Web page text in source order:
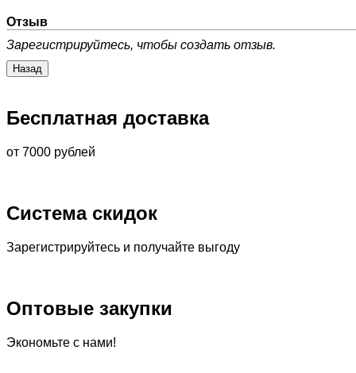
Отзыв
Зарегистрируйтесь, чтобы создать отзыв.
Бесплатная доставка
от 7000 рублей
Система скидок
Зарегистрируйтесь и получайте выгоду
Оптовые закупки
Экономьте с нами!